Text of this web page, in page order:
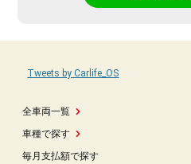
全車両一覧
車種で探す
毎月支払額で探す
Tweets by Carlife_OS